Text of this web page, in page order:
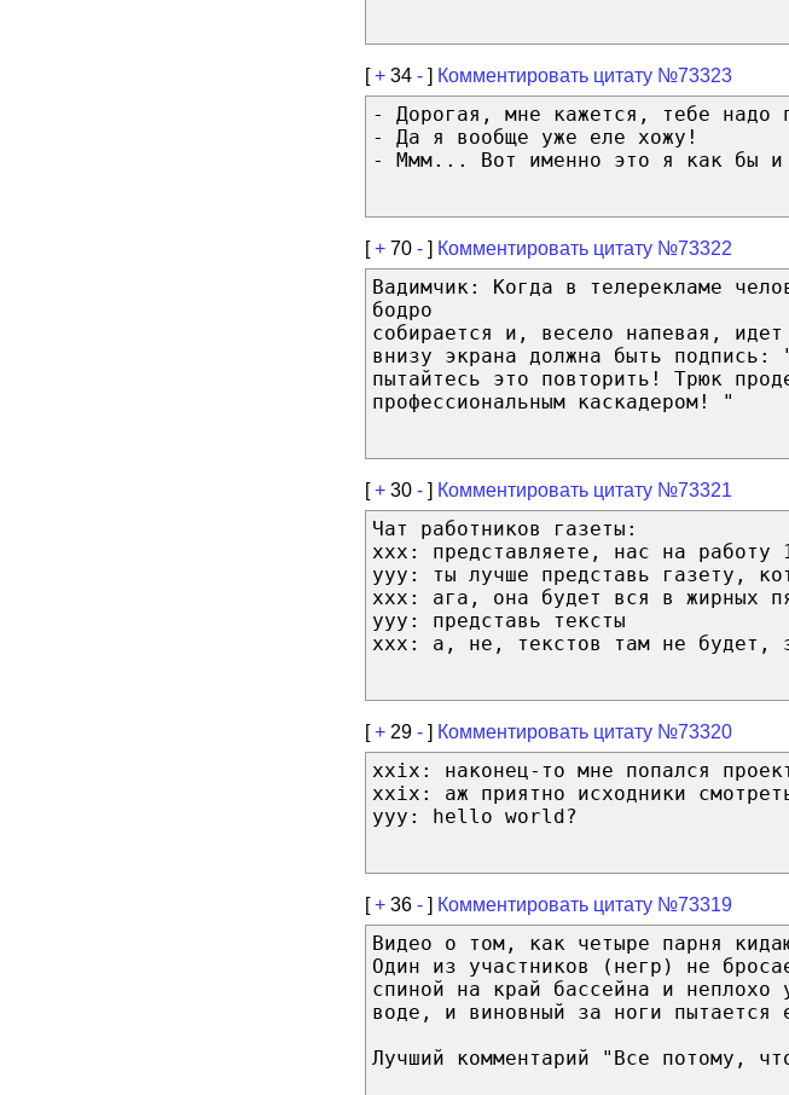
[+ 34 - ] Комментировать цитату №73323
- Дорогая, мне кажется, тебе надо
- Да я вообще уже еле хожу!
- Ммм... Вот именно это я как бы
[+ 70 - ] Комментировать цитату №73322
Вадимчик: Когда в телерекламе
бодро
собирается и, весело напевая,
внизу экрана должна быть подпись:
пытайтесь это повторить! Трюк
профессиональным каскадером! "
[+ 30 - ] Комментировать цитату №73321
Чат работников газеты:
ххх: представляете, нас на работу
ууу: ты лучше представь газету,
ххх: ага, она будет вся в жирных
ууу: представь тексты
ххх: а, не, текстов там не будет,
[+ 29 - ] Комментировать цитату №73320
xxix: наконец-то мне попался
xxix: аж приятно исходники
yyy: hello world?
[+ 36 - ] Комментировать цитату №73319
Видео о том, как четыре парня
Один из участников (негр) не
спиной на край бассейна и неплохо
воде, и виновный за ноги пытается
Лучший комментарий "Все потому,